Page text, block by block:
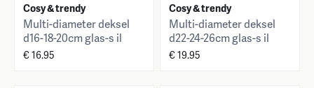
Cosy & trendy
Multi-diameter deksel
d16-18-20cm glas-s il
€ 16.95
Cosy & trendy
Multi-diameter deksel
d22-24-26cm glas-s il
€ 19.95